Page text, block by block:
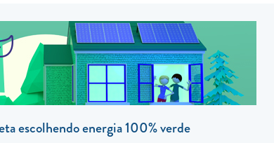
escolhendo energia 100% verde